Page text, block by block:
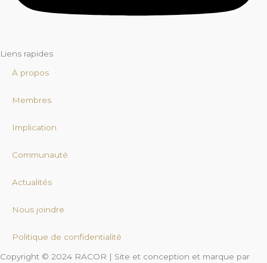
Liens rapides
À propos
Membres
Implication
Communauté
Actualités
Nous joindre
Politique de confidentialité
Copyright © 2024 RACOR | Site et conception et marque par